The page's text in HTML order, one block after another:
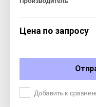
Цена по запросу
Добавить к